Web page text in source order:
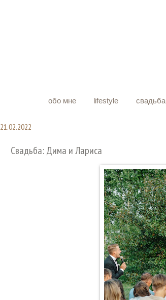
обо мне lifestyle свадьба
21.02.2022
Свадьба: Дима и Лариса